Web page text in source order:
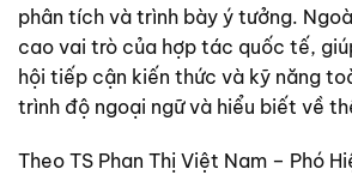
phân tích và trình bày ý tưởng.
cao vai trò của hợp tác quốc tế,
hội tiếp cận kiến thức và kỹ năng
trình độ ngoại ngữ và hiểu biết về
Theo TS Phan Thị Việt Nam – Phó